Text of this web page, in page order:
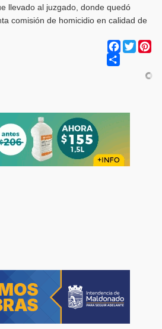
llevado al juzgado, donde quedó
comisión de homicidio en calidad de
Facebook
Twitter